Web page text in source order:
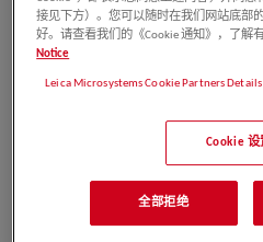
王海银
2 3 4
接见下方）。您可以随时在我们网站底部
好。请查看我们的《Cookie 通知》，了解
Notice
Leica Microsystems Cookie Partners Details
Cookie 设
全部拒绝